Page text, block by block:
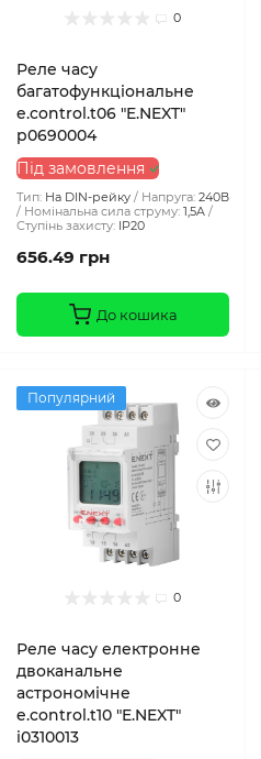
0
Реле часу
багатофункціональне
e.control.t06 "E.NEXT"
p0690004
Під замовлення
Тип: На DIN-рейку Напруга: 240В
Номінальна сила струму: 1,5A
Ступінь захисту: IP20
656.49 грн
До кошика
Популярний
0
Реле часу електронне
двоканальне
астрономічне
e.control.t10 "E.NEXT"
i0310013